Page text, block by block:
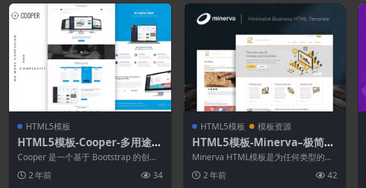
HTML5模板
HTML5模板-Cooper-多用途H
TML模板
Cooper 是一个基于 Bootstrap 的创
2 年前 34
HTML5模板 模板资源
HTML5模板-Minerva–极简主
义商业HTML模板
Minerva HTML模板是为任何类型的业
配...2 年前 42